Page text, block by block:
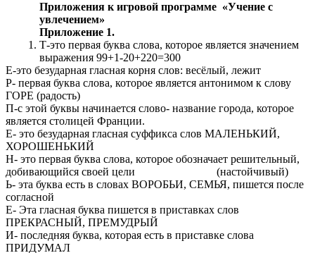
Приложения к игровой программе «Учение с
увлечением»
Приложение 1.
Т-это первая буква слова, которое является значением
выражения 99+1-20+220=300
Е-это безударная гласная корня слов: весёлый, лежит
Р- первая буква слова, которое является антонимом к слову
ГОРЕ (радость)
П-с этой буквы начинается слово- название города, которое
является столицей Франции.
Е- это безударная гласная суффикса слов МАЛЕНЬКИЙ,
ХОРОШЕНЬКИЙ
Н- это первая буква слова, которое обозначает решительный,
добивающийся своей цели (настойчивый)
Ь- эта буква есть в словах ВОРОБЬИ, СЕМЬЯ, пишется после
согласной
Е- Эта гласная буква пишется в приставках слов
ПРЕКРАСНЫЙ, ПРЕМУДРЫЙ
И- последняя буква, которая есть в приставке слова
ПРИДУМАЛ